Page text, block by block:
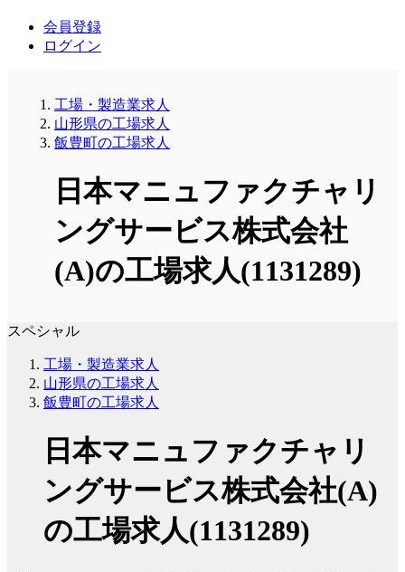
会員登録
ログイン
工場・製造業求人
山形県の工場求人
飯豊町の工場求人
日本マニュファクチャリ
ングサービス株式会社
(A)の工場求人(1131289)
スペシャル
工場・製造業求人
山形県の工場求人
飯豊町の工場求人
日本マニュファクチャリ
ングサービス株式会社(A)
の工場求人(1131289)